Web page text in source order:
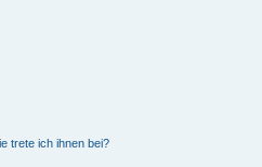
trete ich ihnen bei?